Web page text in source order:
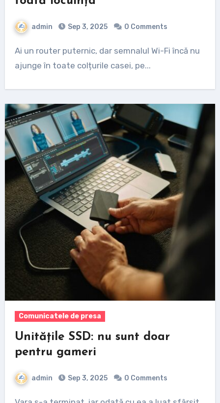
admin Sep 3, 2025 0 Comments
Ai un router puternic, dar semnalul Wi-Fi încă nu
ajunge în toate colțurile casei, pe...
Comunicatele de presa
Unitățile SSD: nu sunt doar
pentru gameri
admin Sep 3, 2025 0 Comments